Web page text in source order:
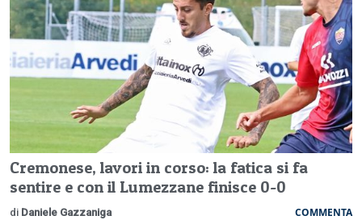
Cremonese, lavori in corso: la fatica si fa
sentire e con il Lumezzane finisce 0-0
di Daniele Gazzaniga COMMENTA